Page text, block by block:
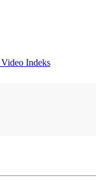
Video Indeks